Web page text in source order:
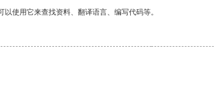
使用它来查找资料、翻译语言、编写代码等。